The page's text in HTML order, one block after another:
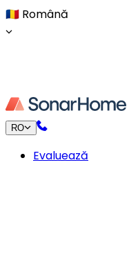
🇷🇴 Română
RO
Evaluează